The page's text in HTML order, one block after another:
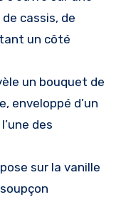
cassis, de
un côté
un bouquet de
enveloppé d’un
des
sur la vanille